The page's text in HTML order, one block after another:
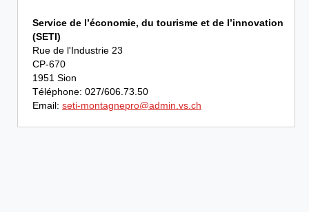
Service de l’économie, du tourisme et de l’innovation
(SETI)
Rue de l'Industrie 23
CP-670
1951 Sion
Téléphone: 027/606.73.50
Email: seti-montagnepro@admin.vs.ch